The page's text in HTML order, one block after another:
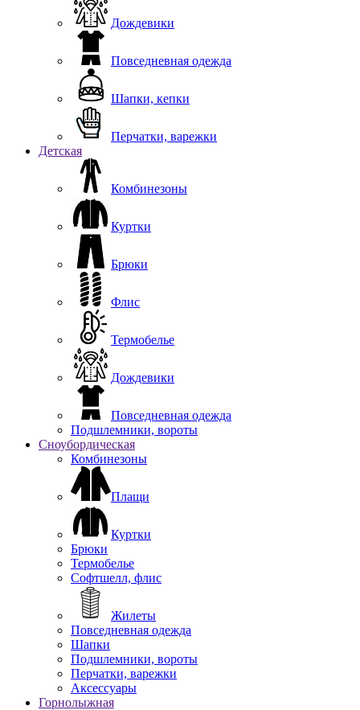
Дождевики
Повседневная одежда
Шапки, кепки
Перчатки, варежки
Детская
Комбинезоны
Куртки
Брюки
Флис
Термобелье
Дождевики
Повседневная одежда
Подшлемники, вороты
Сноубордическая
Комбинезоны
Плащи
Куртки
Брюки
Термобелье
Софтшелл, флис
Жилеты
Повседневная одежда
Шапки
Подшлемники, вороты
Перчатки, варежки
Аксессуары
Горнолыжная